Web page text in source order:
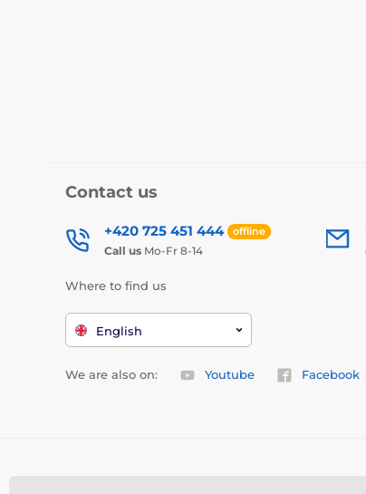
Contact us
+420 725 451 444 offline
Call us Mo-Fr 8-14
Where to find us
English
We are also on: Youtube Facebook